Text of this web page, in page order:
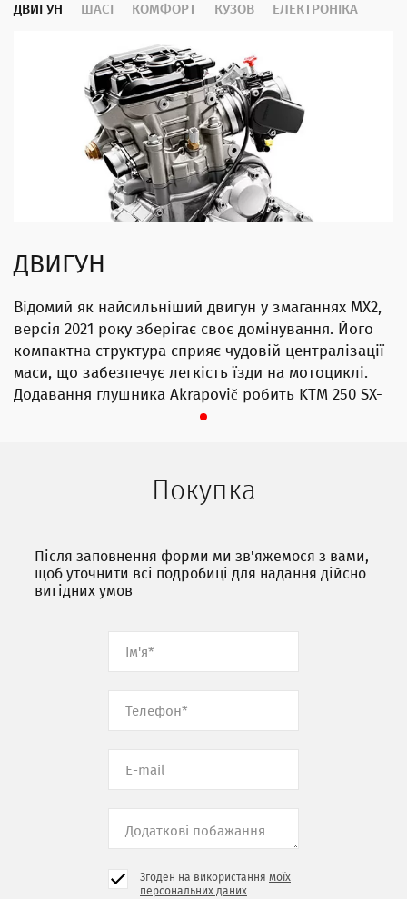
ДВИГУН ШАСІ КОМФОРТ КУЗОВ ЕЛЕКТРОНІКА
ДВИГУН
Відомий як найсильніший двигун у змаганнях MX2,
версія 2021 року зберігає своє домінування. Його
компактна структура сприяє чудовій централізації
маси, що забезпечує легкість їзди на мотоциклі.
Додавання глушника Akrapovič робить KTM 250 SX-
F TROY LEE DESIGNS справжньою силою, з якою
Покупка
Після заповнення форми ми зв'яжемося з вами,
щоб уточнити всі подробиці для надання дійсно
вигідних умов
Згоден на використання моїх
персональних даних